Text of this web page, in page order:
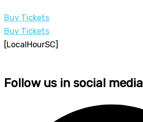
Buy Tickets
Buy Tickets
[LocalHourSC]
Follow us in social media